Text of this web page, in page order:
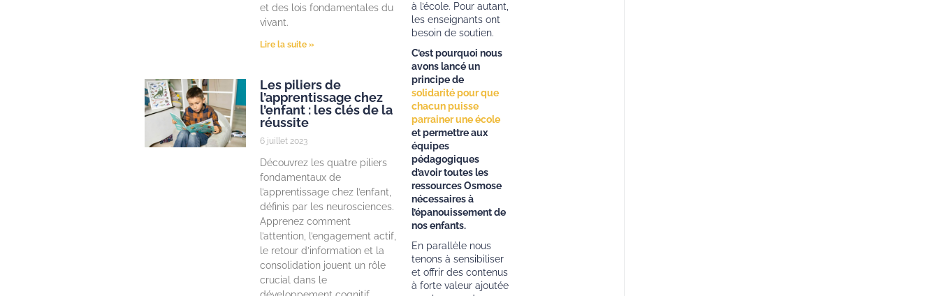
et des lois fondamentales du
vivant.
Lire la suite »
Les piliers de
l’apprentissage chez
l’enfant : les clés de la
réussite
6 juillet 2023
Découvrez les quatre piliers
fondamentaux de
l’apprentissage chez l’enfant,
définis par les neurosciences.
Apprenez comment
l’attention, l’engagement actif,
le retour d’information et la
consolidation jouent un rôle
crucial dans le
à l’école. Pour autant,
les enseignants ont
besoin de soutien.
C’est pourquoi nous
avons lancé un
principe de
solidarité pour que
chacun puisse
parrainer une école
et permettre aux
équipes
pédagogiques
d’avoir toutes les
ressources Osmose
nécessaires à
l’épanouissement de
nos enfants.
En parallèle nous
tenons à sensibiliser
et offrir des contenus
à forte valeur ajoutée